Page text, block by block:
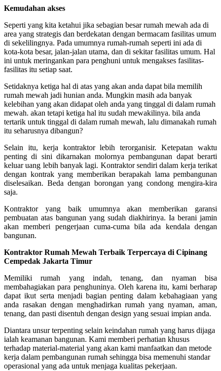
Kemudahan akses
Seperti yang kita ketahui jika sebagian besar rumah mewah ada di
area yang strategis dan berdekatan dengan bermacam fasilitas umum
di sekelilingnya. Pada umumnya rumah-rumah seperti ini ada di
kota-kota besar, jalan-jalan utama, dan di sekitar fasilitas umum. Hal
ini untuk meringankan para penghuni untuk mengakses fasilitas-
fasilitas itu setiap saat.
Setidaknya ketiga hal di atas yang akan anda dapat bila memilih
rumah mewah jadi hunian anda. Mungkin masih ada banyak
kelebihan yang akan didapat oleh anda yang tinggal di dalam rumah
mewah. akan tetapi ketiga hal itu sudah mewakilinya. bila anda
tertarik untuk tinggal di dalam rumah mewah, lalu dimanakah rumah
itu seharusnya dibangun?
Selain itu, kerja kontraktor lebih terorganisir.Ketepatan waktu
penting di sini dikarnakan molornya pembangunan dapat berarti
keluar uang lebih banyak lagi. Kontraktor sendiri dalam kerja terikat
dengan kontrak yang memberikan berapakah lama pembangunan
diselesaikan. Beda dengan borongan yang condong mengira-kira
saja.
Kontraktor yang baik umumnya akan memberikan garansi
pembuatan atas bangunan yang sudah diakhirinya. Ia berani jamin
akan memberi pengerjaan cuma-cuma bila ada kendala dengan
bangunan.
Kontraktor Rumah Mewah Terbaik Terpercaya di Cipinang
Cempedak Jakarta Timur
Memiliki rumah yang indah, tenang, dan nyaman bisa
membahagiakan para penghuninya. Oleh karena itu, kami berharap
dapat ikut serta menjadi bagian penting dalam kebahagiaan yang
anda rasakan dengan menghadirkan rumah yang nyaman, aman,
tenang, dan pasti disentuh dengan design yang sesuai impian anda.
Diantara unsur terpenting selain keindahan rumah yang harus dijaga
ialah keamanan bangunan. Kami memberi perhatian khusus
terhadap material-material yang akan kami manfaatkan dan metode
kerja dalam pembangunan rumah sehingga bisa memenuhi standar
operasional yang ada untuk menjaga kualitas pekerjaan.